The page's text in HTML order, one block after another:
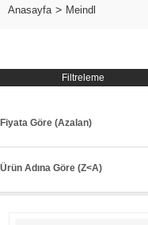
Anasayfa Meindl
Filtreleme
Fiyata Göre (Azalan)
Ürün Adına Göre (Z<A)